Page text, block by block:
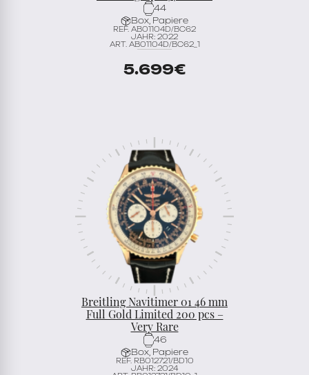
44
Box, Papiere
REF. AB01104D/BC62
JAHR: 2022
ART. AB01104D/BC62_1
5.699€
Breitling Navitimer 01 46 mm
Full Gold Limited 200 pcs –
Very Rare
46
Box, Papiere
REF. RB012721/BD10
JAHR: 2024